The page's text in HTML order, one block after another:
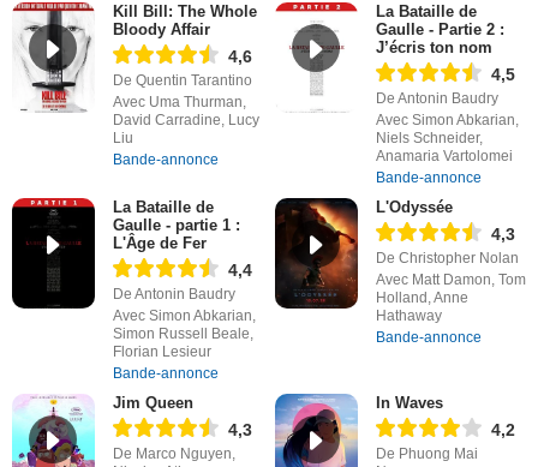
Kill Bill: The Whole
Bloody Affair
4,6
De Quentin Tarantino
Avec Uma Thurman,
David Carradine, Lucy
Liu
Bande-annonce
La Bataille de
Gaulle - Partie 2 :
J’écris ton nom
4,5
De Antonin Baudry
Avec Simon Abkarian,
Niels Schneider,
Anamaria Vartolomei
Bande-annonce
La Bataille de
Gaulle - partie 1 :
L'Âge de Fer
4,4
De Antonin Baudry
Avec Simon Abkarian,
Simon Russell Beale,
Florian Lesieur
Bande-annonce
L'Odyssée
4,3
De Christopher Nolan
Avec Matt Damon, Tom
Holland, Anne
Hathaway
Bande-annonce
Jim Queen
4,3
De Marco Nguyen,
In Waves
4,2
De Phuong Mai